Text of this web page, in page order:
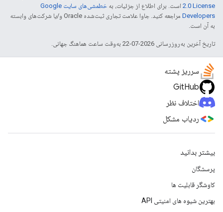
2.0 License است. برای اطلاع از جزئیات، به
خطمشی‌های سایت Google
Developers‏
مراجعه کنید. جاوا علامت تجاری ثبت‌شده Oracle و/یا شرکت‌های وابسته
به آن است.
تاریخ آخرین به‌روزرسانی 2026-07-22 به‌وقت ساعت هماهنگ جهانی.
سرریز پشته
GitHub
اختلاف نظر
ردیاب مشکل
بیشتر بدانید
پرسشگان
کاوشگر قابلیت ها
بهترین شیوه های امنیتی API